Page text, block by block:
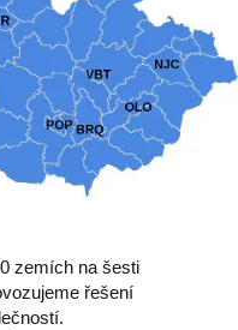
zemích na šesti
řešení